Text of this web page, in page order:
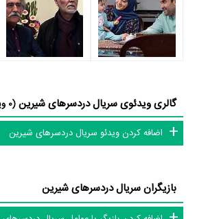
در خلاصه داستانی که یا از سوی تیم رسانه‌ای اثر و
داستان دردسرهای شیرین منتشر شده است،
شیرین درباره زندگی زوج جوانی است که در طول
زمین می‌خورند و بلند می‌شوند اما کسی نمی داند
چیزی رقم زده است. »
از نظر تاریخچه فعالیت کارگردان و بازیگران سریال
و نکات جذابی را می‌توان بیان کرد. براساس
گالری ویدئوی سریال دردسرهای شیرین(0 ویدئو)
اضافه کردن ویدئو سریال دردسرهای شیرین
بازیگران سریال دردسرهای شیرین